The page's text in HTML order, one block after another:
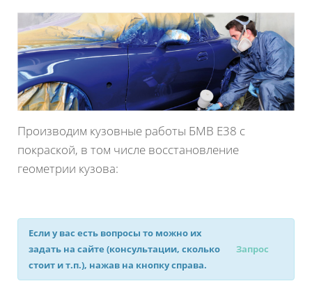
Производим кузовные работы БМВ Е38 с
покраской, в том числе восстановление
геометрии кузова:
Если у вас есть вопросы то можно их
задать на сайте (консультации, сколько
стоит и т.п.), нажав на кнопку справа.
Запрос